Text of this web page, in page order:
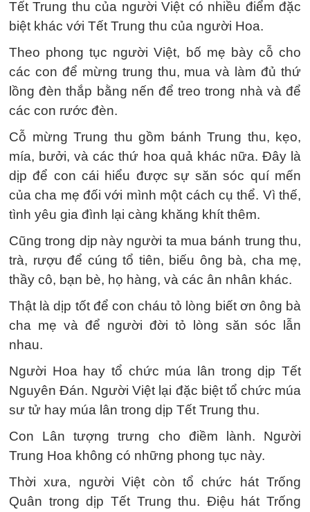
Tết Trung thu của người Việt có nhiều điểm đặc
biệt khác với Tết Trung thu của người Hoa.
Theo phong tục người Việt, bố mẹ bày cỗ cho
các con để mừng trung thu, mua và làm đủ thứ
lồng đèn thắp bằng nến để treo trong nhà và để
các con rước đèn.
Cỗ mừng Trung thu gồm bánh Trung thu, kẹo,
mía, bưởi, và các thứ hoa quả khác nữa. Đây là
dịp để con cái hiểu được sự săn sóc quí mến
của cha mẹ đối với mình một cách cụ thể. Vì thế,
tình yêu gia đình lại càng khăng khít thêm.
Cũng trong dịp này người ta mua bánh trung thu,
trà, rượu để cúng tổ tiên, biếu ông bà, cha mẹ,
thầy cô, bạn bè, họ hàng, và các ân nhân khác.
Thật là dịp tốt để con cháu tỏ lòng biết ơn ông bà
cha mẹ và để người đời tỏ lòng săn sóc lẫn
nhau.
Người Hoa hay tổ chức múa lân trong dịp Tết
Nguyên Đán. Người Việt lại đặc biệt tổ chức múa
sư tử hay múa lân trong dịp Tết Trung thu.
Con Lân tượng trưng cho điềm lành. Người
Trung Hoa không có những phong tục này.
Thời xưa, người Việt còn tổ chức hát Trống
Quân trong dịp Tết Trung thu. Điệu hát Trống